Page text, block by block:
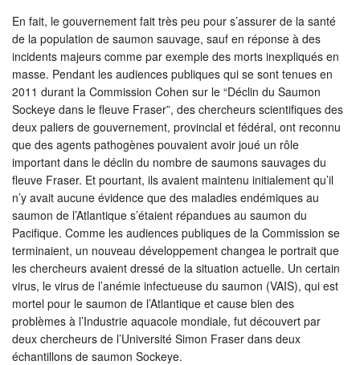
En fait, le gouvernement fait très peu pour s’assurer de la santé
de la population de saumon sauvage, sauf en réponse à des
incidents majeurs comme par exemple des morts inexpliqués en
masse. Pendant les audiences publiques qui se sont tenues en
2011 durant la Commission Cohen sur le “Déclin du Saumon
Sockeye dans le fleuve Fraser”, des chercheurs scientifiques des
deux paliers de gouvernement, provincial et fédéral, ont reconnu
que des agents pathogènes pouvaient avoir joué un rôle
important dans le déclin du nombre de saumons sauvages du
fleuve Fraser. Et pourtant, ils avaient maintenu initialement qu’il
n’y avait aucune évidence que des maladies endémiques au
saumon de l’Atlantique s’étaient répandues au saumon du
Pacifique. Comme les audiences publiques de la Commission se
terminaient, un nouveau développement changea le portrait que
les chercheurs avaient dressé de la situation actuelle. Un certain
virus, le virus de l’anémie infectueuse du saumon (VAIS), qui est
mortel pour le saumon de l’Atlantique et cause bien des
problèmes à l’Industrie aquacole mondiale, fut découvert par
deux chercheurs de l’Université Simon Fraser dans deux
échantillons de saumon Sockeye.